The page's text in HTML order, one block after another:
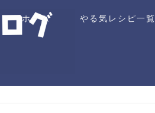
ホーム やる気レシピ一覧